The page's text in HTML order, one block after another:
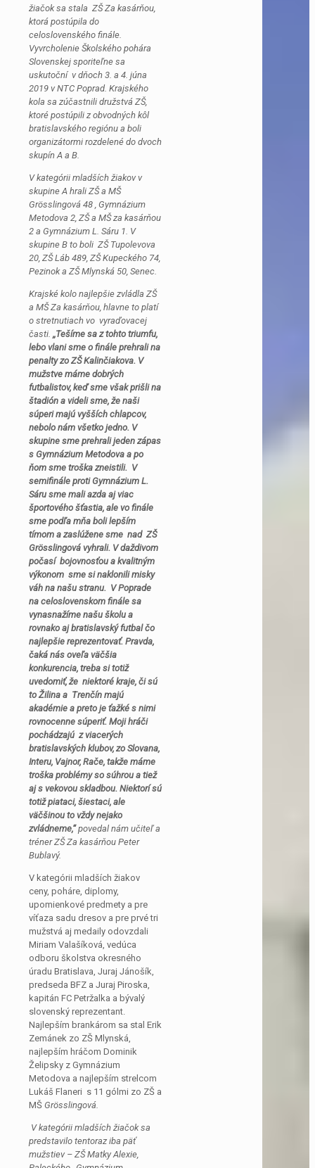
žiačok sa stala ZŠ Za kasárňou,
ktorá postúpila do
celoslovenského finále.
Vyvrcholenie Školského pohára
Slovenskej sporiteľne sa
uskutoční v dňoch 3. a 4. júna
2019 v NTC Poprad. Krajského
kola sa zúčastnili družstvá ZŠ,
ktoré postúpili z obvodných kôl
bratislavského regiónu a boli
organizátormi rozdelené do dvoch
skupín A a B.
V kategórii mladších žiakov v
skupine A hrali ZŠ a MŠ
Grösslingová 48 , Gymnázium
Metodova 2, ZŠ a MŠ za kasárňou
2 a Gymnázium L. Sáru 1. V
skupine B to boli ZŠ Tupolevova
20, ZŠ Láb 489, ZŠ Kupeckého 74,
Pezinok a ZŠ Mlynská 50, Senec.
Krajské kolo najlepšie zvládla ZŠ
a MŠ Za kasárňou, hlavne to platí
o stretnutiach vo vyraďovacej
časti. ,,Tešíme sa z tohto triumfu,
lebo vlani sme o finále prehrali na
penalty zo ZŠ Kalinčiakova. V
mužstve máme dobrých
futbalistov, keď sme však prišli na
štadión a videli sme, že naši
súperi majú vyšších chlapcov,
nebolo nám všetko jedno. V
skupine sme prehrali jeden zápas
s Gymnázium Metodova a po
ňom sme troška zneistili. V
semifinále proti Gymnázium L.
Sáru sme mali azda aj viac
športového šťastia, ale vo finále
sme podľa mňa boli lepším
tímom a zaslúžene sme nad ZŠ
Grösslingová vyhrali. V daždivom
počasí bojovnosťou a kvalitným
výkonom sme si naklonili misky
váh na našu stranu. V Poprade
na celoslovenskom finále sa
vynasnažíme našu školu a
rovnako aj bratislavský futbal čo
najlepšie reprezentovať. Pravda,
čaká nás oveľa väčšia
konkurencia, treba si totiž
uvedomiť, že niektoré kraje, či sú
to Žilina a Trenčín majú
akadémie a preto je ťažké s nimi
rovnocenne súperiť. Moji hráči
pochádzajú z viacerých
bratislavských klubov, zo Slovana,
Interu, Vajnor, Rače, takže máme
troška problémy so súhrou a tiež
aj s vekovou skladbou. Niektorí sú
totiž piataci, šiestaci, ale
väčšinou to vždy nejako
zvládneme,“povedal nám učiteľ a
tréner ZŠ Za kasárňou Peter
Bublavý.
V kategórii mladších žiakov
ceny, poháre, diplomy,
upomienkové predmety a pre
víťaza sadu dresov a pre prvé tri
mužstvá aj medaily odovzdali
Miriam Valašíková, vedúca
odboru školstva okresného
úradu Bratislava, Juraj Jánošík,
predseda BFZ a Juraj Piroska,
kapitán FC Petržalka a bývalý
slovenský reprezentant.
Najlepším brankárom sa stal Erik
Zemánek zo ZŠ Mlynská,
najlepším hráčom Dominik
Želipsky z Gymnázium
Metodova a najlepším strelcom
Lukáš Flaneri s 11 gólmi zo ZŠ a
MŠ Grösslingová.
V kategórii mladších žiačok sa
predstavilo tentoraz iba päť
mužstiev – ZŠ Matky Alexie,